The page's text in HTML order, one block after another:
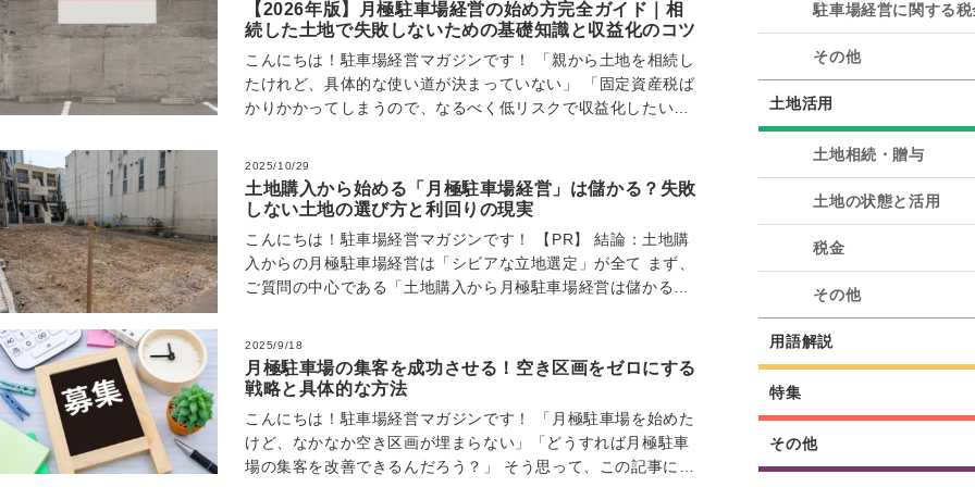
【2026年版】月極駐車場経営の始め方完全ガイド｜相
続した土地で失敗しないための基礎知識と収益化のコツ
こんにちは！駐車場経営マガジンです！ 「親から土地を相続し
たけれど、具体的な使い道が決まっていない」 「固定資産税ば
かりかかってしまうので、なるべく低リスクで収益化したい」
2025/10/29
土地購入から始める「月極駐車場経営」は儲かる？失敗
しない土地の選び方と利回りの現実
こんにちは！駐車場経営マガジンです！ 【PR】 結論：土地購
入からの月極駐車場経営は「シビアな立地選定」が全て まず、
ご質問の中心である「土地購入から月極駐車場経営は儲かるの
2025/9/18
月極駐車場の集客を成功させる！空き区画をゼロにする
戦略と具体的な方法
こんにちは！駐車場経営マガジンです！ 「月極駐車場を始めた
けど、なかなか空き区画が埋まらない」「どうすれば月極駐車
場の集客を改善できるんだろう？」 そう思って、この記事にた
駐車場経営に関する税
その他
土地活用
土地相続・贈与
土地の状態と活用
税金
その他
用語解説
特集
その他